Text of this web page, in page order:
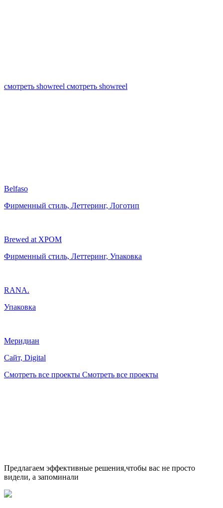
смотреть showreel смотреть showreel
Belfaso
Фирменный стиль, Леттеринг, Логотип
Brewed at XPOM
Фирменный стиль, Леттеринг, Упаковка
RANA.
Упаковка
Меридиан
Сайт, Digital
Смотреть все проекты Смотреть все проекты
Предлагаем эффективные решения,чтобы вас не просто
видели, а запоминали